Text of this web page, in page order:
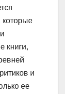
которые
книги,
и
ее